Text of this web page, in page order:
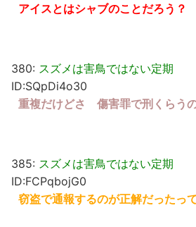
アイスとはシャブのことだろう？
380: スズメは害鳥ではない定期
ID:SQpDi4o30
重複だけどさ 傷害罪で刑くらう
385: スズメは害鳥ではない定期
ID:FCPqbojG0
窃盗で通報するのが正解だったっ